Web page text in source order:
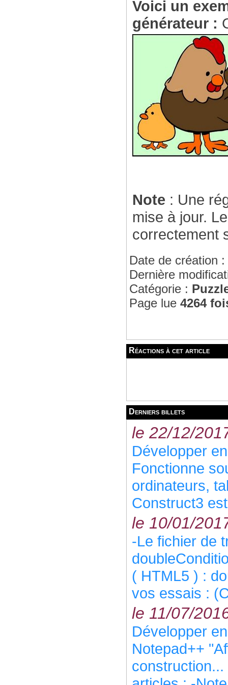
Voici un
générateur :
Note : Une
mise à jour.
correctement
Date de création :
Dernière
Catégorie :
Page lue 4264
Réactions à cet article
Derniers billets
le 22/12/
Développer
Fonctionne
ordinateurs,
Construct3
le 10/01/
-Le fichier de
( HTML5 ) :
vos essais :
le 11/07/
Développer
Notepad++